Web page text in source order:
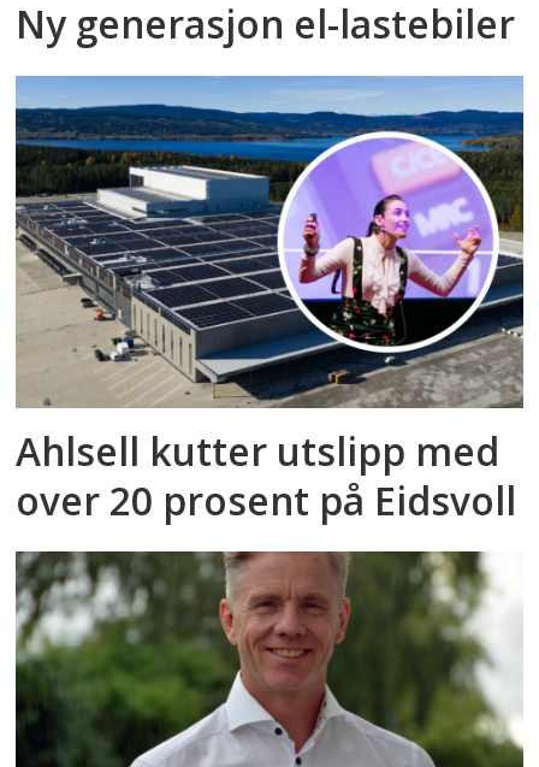
Ny generasjon el-lastebiler
Ahlsell kutter utslipp med
over 20 prosent på Eidsvoll